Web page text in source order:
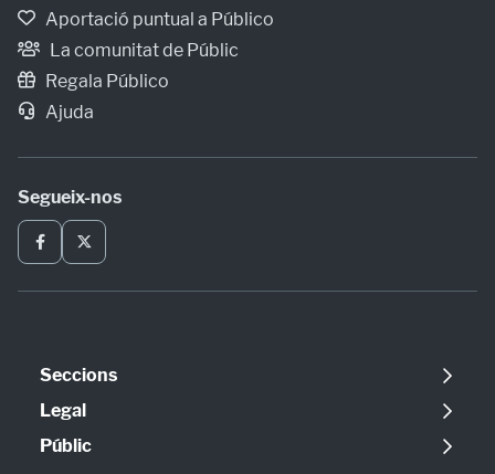
Aportació puntual a Público
La comunitat de Públic
Regala Público
Ajuda
Segueix-nos
Seccions
Política
Opinió
Legal
Avís legal
Públic